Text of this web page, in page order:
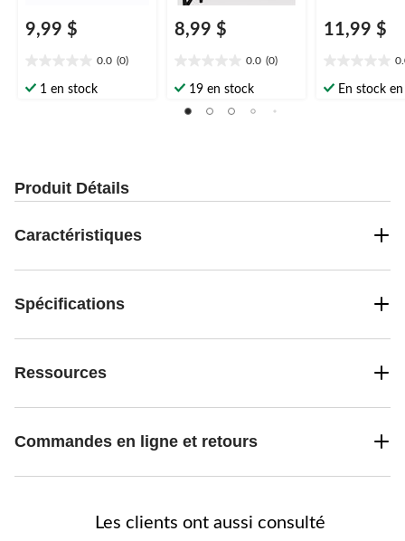
9,99 $
0.0 (0)
étoile(s)
1 en stock
8,99 $
0.0 (0)
étoile(s)
19 en stock
11,99 $
étoile(s)
En stock
Produit Détails
Caractéristiques
Spécifications
Ressources
Commandes en ligne et retours
Les clients ont aussi consulté